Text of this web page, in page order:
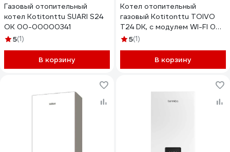
Газовый отопительный
котел Kotitonttu SUARI S24
OK 00-00000341
5(1)
В корзину
Котел отопительный
газовый Kotitonttu TOIVO
T24 DK, с модулем WI-FI 00-
00000663
5(1)
В корзину